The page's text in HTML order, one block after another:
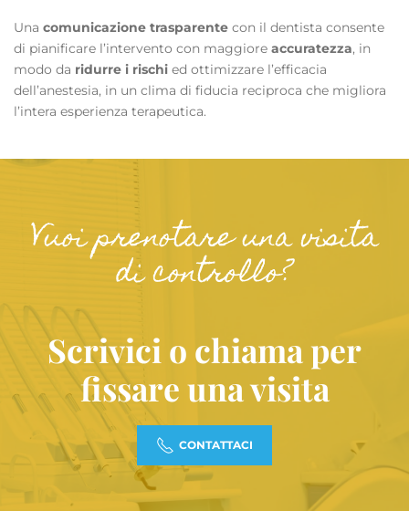
Una comunicazione trasparente con il dentista consente
di pianificare l’intervento con maggiore accuratezza, in
modo da ridurre i rischi ed ottimizzare l’efficacia
dell’anestesia, in un clima di fiducia reciproca che migliora
l’intera esperienza terapeutica.
Vuoi prenotare una visita
di controllo?
Scrivici o chiama per
fissare una visita
CONTATTACI